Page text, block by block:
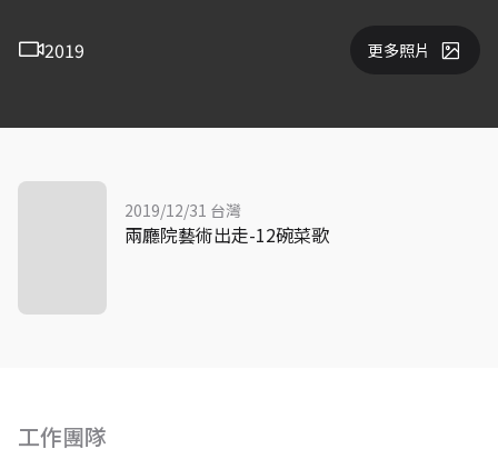
2019 更多照片
工作團隊
2019/12/31 台灣
兩廳院藝術出走-12碗菜歌